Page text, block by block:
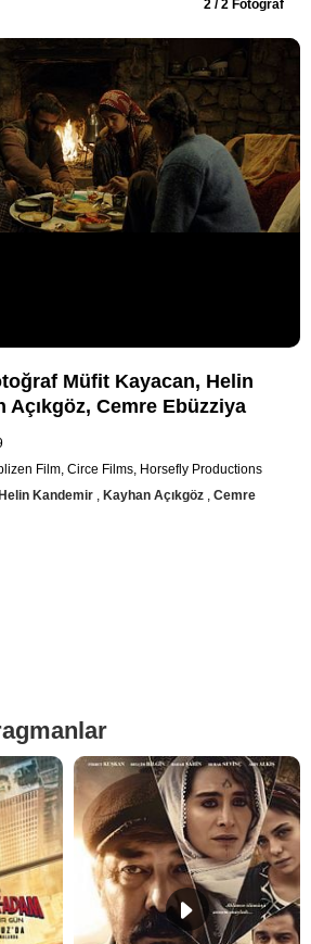
2 / 2 Fotoğraf
Müfit Kayacan, Helin
Açıkgöz, Cemre Ebüzziya
Film, Circe Films, Horsefly Productions
Helin Kandemir , Kayhan Açıkgöz , Cemre